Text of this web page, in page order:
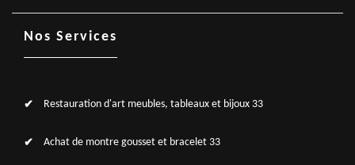
Nos Services
Restauration d'art meubles, tableaux et bijoux 33
Achat de montre gousset et bracelet 33